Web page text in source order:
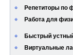
Репетиторы по
Работа для
Быстрый
Виртуальные